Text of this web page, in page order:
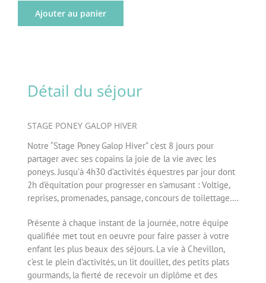
Ajouter au panier
Détail du séjour
STAGE PONEY GALOP HIVER
Notre “Stage Poney Galop Hiver” c’est 8 jours pour
partager avec ses copains la joie de la vie avec les
poneys. Jusqu’à 4h30 d’activités équestres par jour dont
2h d’équitation pour progresser en s’amusant : Voltige,
reprises, promenades, pansage, concours de toilettage….
Présente à chaque instant de la journée, notre équipe
qualifiée met tout en oeuvre pour faire passer à votre
enfant les plus beaux des séjours. La vie à Chevillon,
c’est le plein d’activités, un lit douillet, des petits plats
gourmands, la fierté de recevoir un diplôme et des